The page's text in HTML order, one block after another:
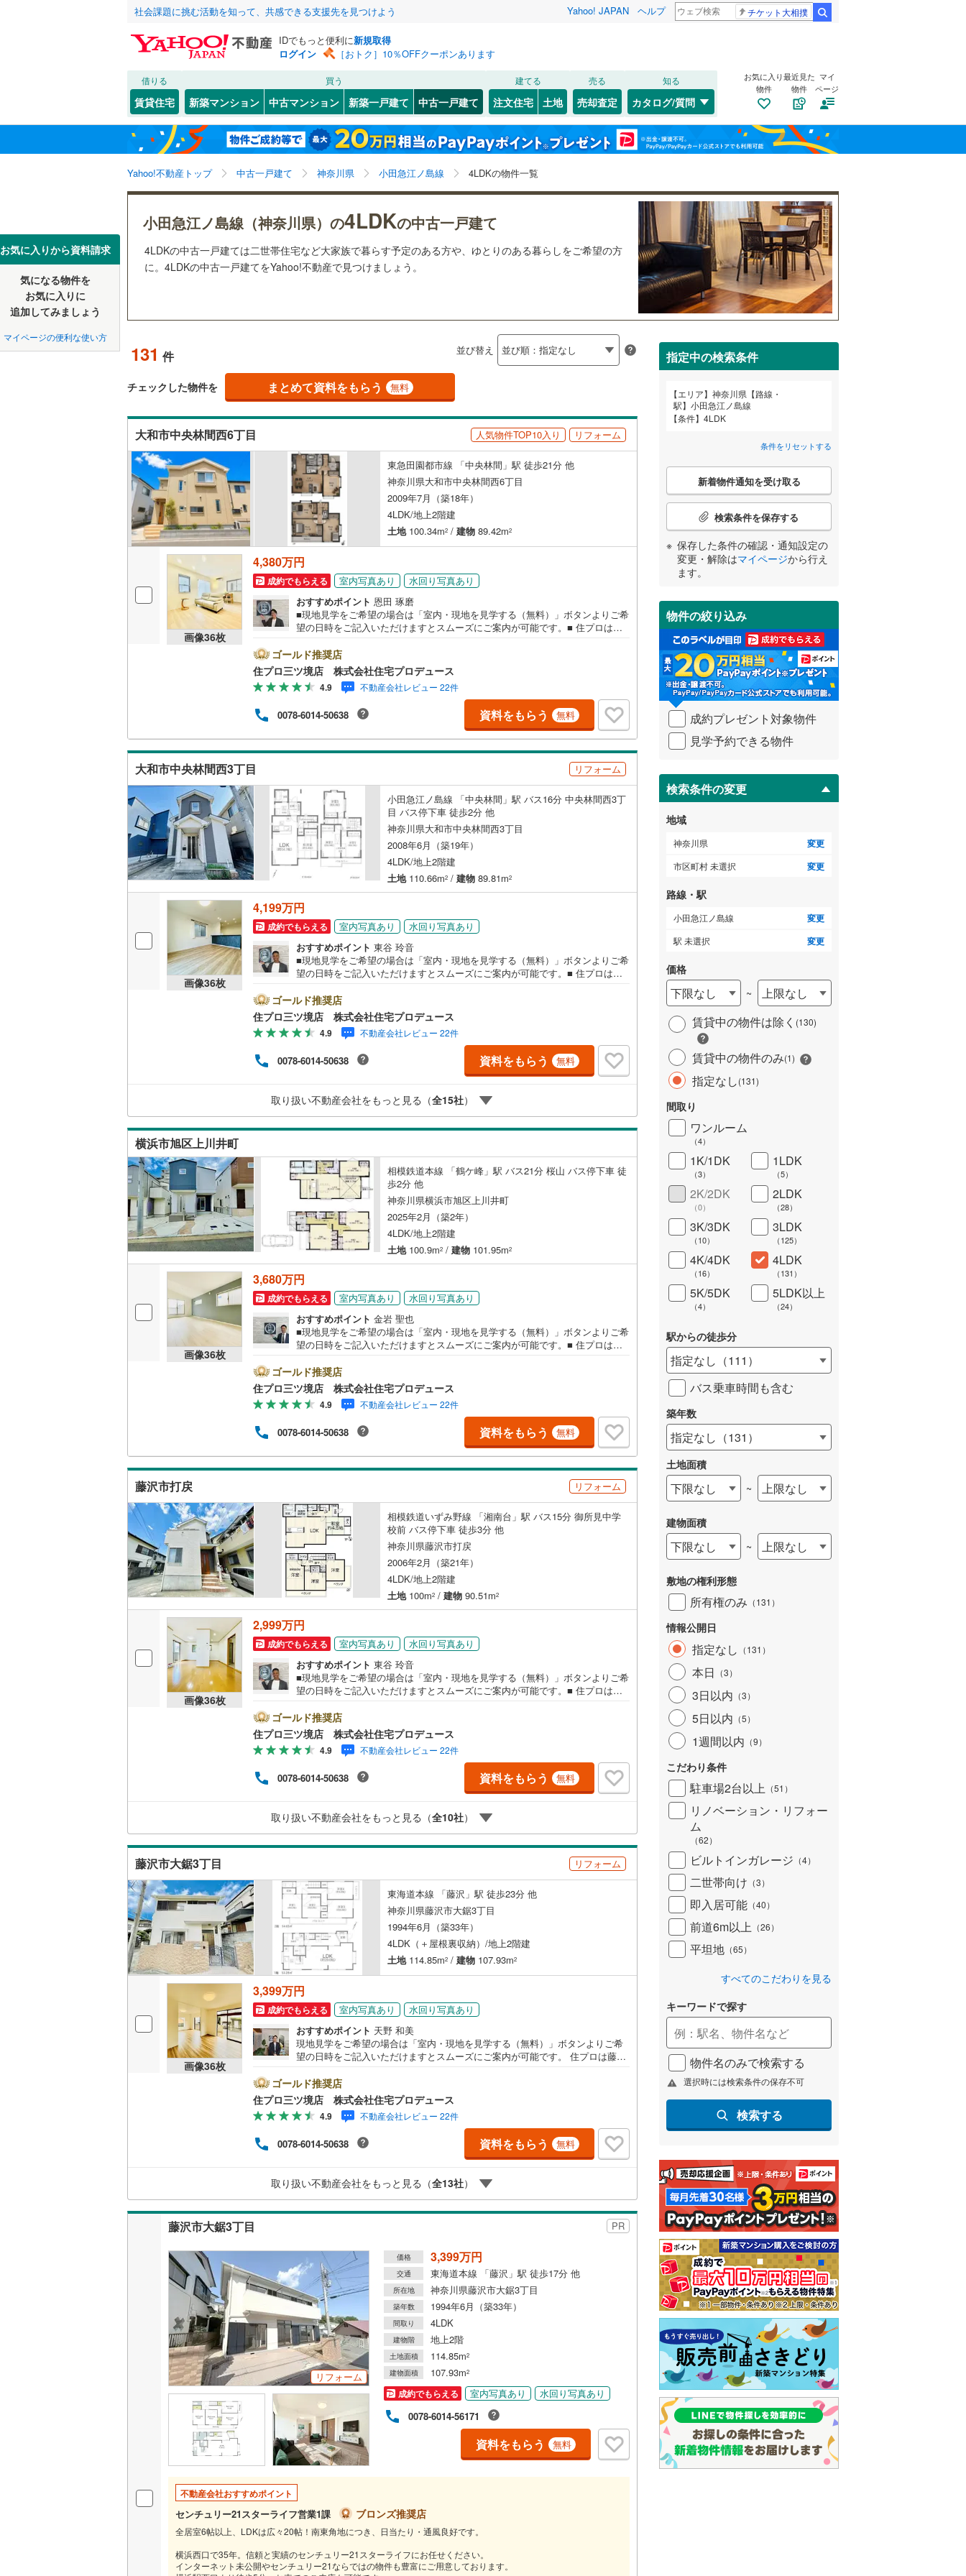
社会課題に挑む活動を知って、共感できる支援先を見つけよう Yahoo! JAPAN ヘルプ チケット大相撲
IDでもっと便利に新規取得
ログイン
［おトク］10％OFFクーポンあります
借りる
賃貸住宅
買う
新築マンション 中古マンション 新築一戸建て 中古一戸建て
建てる
注文住宅 土地
売る
売却査定
知る
カタログ/質問
お気に入り
物件
最近見た
物件
マイ
ページ
Yahoo!不動産トップ 中古一戸建て 神奈川県 小田急江ノ島線 4LDKの物件一覧
お気に入りから資料請求
気になる物件を
お気に入りに
追加してみましょう
マイページの便利な使い方
小田急江ノ島線（神奈川県）の4LDKの中古一戸建て
4LDKの中古一戸建ては二世帯住宅など大家族で暮らす予定のある方や、ゆとりのある暮らしをご希望の方
に。4LDKの中古一戸建てをYahoo!不動産で見つけましょう。
131 件 並び替え
チェックした物件を まとめて資料をもらう 無料
大和市中央林間西6丁目 人気物件TOP10入り リフォーム
東急田園都市線 「中央林間」駅 徒歩21分 他
神奈川県大和市中央林間西6丁目
2009年7月（築18年）
4LDK/地上2階建
土地100.34m2 / 建物 89.42m2
画像36枚
4,380万円
成約でもらえる 室内写真あり
水回り写真あり
おすすめポイント 恩田 琢磨
■現地見学をご希望の場合は「室内・現地を見学する（無料）」ボタンよりご希
望の日時をご記入いただけますとスムーズにご案内が可能です。■ 住プロは大
会社です！最新物件情報や当社限定で販売する物件情報も多数ございますの
で、お気軽にお問合せ下さい！ -------------- 弊社独自の住宅ローン提案システム
弊社ではファイナンシャル専門スタッフによる【丁寧な資金アドバイス】【フ
ァイナンシャルプラン提案書の作成】を随時行っております。意外に知らない
お客様が多い【定年時の住宅ローン残高】【住宅購入者だけが加入できる無料
の生命保険】【13年間もらえる、国からの特別ボーナス】これから多くなる
【教育費】住宅を買った後から始まる【住宅ローン返済】65歳以上から必要に
なる【老後の費用負担】住宅探しの【このタイミング】で不安な部分を明確に
していきませんか？？ --------------
ゴールド推奨店
住プロ三ツ境店 株式会社住宅プロデュース
4.9 不動産会社レビュー 22件
0078-6014-50638 資料をもらう 無料
大和市中央林間西3丁目 リフォーム
小田急江ノ島線 「中央林間」駅 バス16分 中央林間西3丁
目 バス停下車 徒歩2分 他
神奈川県大和市中央林間西3丁目
2008年6月（築19年）
4LDK/地上2階建
土地110.66m2 / 建物 89.81m2
画像36枚
4,199万円
成約でもらえる 室内写真あり
水回り写真あり
おすすめポイント 東谷 玲音
■現地見学をご希望の場合は「室内・現地を見学する（無料）」ボタンよりご希
望の日時をご記入いただけますとスムーズにご案内が可能です。■ 住プロは大
アの不動産売買専門会社です！最新物件情報や当社限定で販売する物件情報も
多数ございますので、お気軽にお問合せ下さい！ -------------- 弊社独自の住宅ロ
ーン提案システム 弊社ではファイナンシャル専門スタッフによる【丁寧な資金
アドバイス】【ファイナンシャルプラン提案書の作成】を随時行っておりま
す。意外に知らないお客様が多い【定年時の住宅ローン残高】【住宅購入者だ
けが加入できる無料の生命保険】【13年間もらえる、国からの特別ボーナス】
これから多くなる【教育費】住宅を買った後から始まる【住宅ローン返済】65
安な部分を明確にしていきませんか？？ --------------
ゴールド推奨店
住プロ三ツ境店 株式会社住宅プロデュース
4.9 不動産会社レビュー 22件
0078-6014-50638 資料をもらう 無料
取り扱い不動産会社をもっと見る（全15社）
横浜市旭区上川井町
相模鉄道本線 「鶴ケ峰」駅 バス21分 桜山 バス停下車 徒
歩2分 他
神奈川県横浜市旭区上川井町
2025年2月（築2年）
4LDK/地上2階建
土地100.9m2 / 建物 101.95m2
画像36枚
3,680万円
成約でもらえる 室内写真あり
水回り写真あり
おすすめポイント 金岩 聖也
■現地見学をご希望の場合は「室内・現地を見学する（無料）」ボタンよりご希
望の日時をご記入いただけますとスムーズにご案内が可能です。■ 住プロは、
す！ 最新物件情報や当社限定の物件情報も多数ご用意！お気軽にお問合せ下さ
い!! -------------- 弊社独自の住宅ローン提案システム 弊社ではファイナンシャル
専門スタッフによる【丁寧な資金アドバイス】【ファイナンシャルプラン提案
書の作成】を随時行っております。意外に知らないお客様が多い【定年時の住
宅ローン残高】【住宅購入者だけが加入できる無料の生命保険】【13年間もら
える、国からの特別ボーナス】これから多くなる【教育費】住宅を買った後か
ら始まる【住宅ローン返済】65歳以上から必要になる【老後の費用負担】住宅
探しの【このタイミング】で不安な部分を明確にしていきませんか？？ -----------
---
ゴールド推奨店
住プロ三ツ境店 株式会社住宅プロデュース
4.9 不動産会社レビュー 22件
0078-6014-50638 資料をもらう 無料
藤沢市打戻 リフォーム
相模鉄道いずみ野線 「湘南台」駅 バス15分 御所見中学
校前 バス停下車 徒歩3分 他
神奈川県藤沢市打戻
2006年2月（築21年）
4LDK/地上2階建
土地100m2 / 建物 90.51m2
画像36枚
2,999万円
成約でもらえる 室内写真あり
水回り写真あり
おすすめポイント 東谷 玲音
■現地見学をご希望の場合は「室内・現地を見学する（無料）」ボタンよりご希
望の日時をご記入いただけますとスムーズにご案内が可能です。■ 住プロは藤
門会社です！最新物件情報や当社限定で販売する物件情報も多数ございますの
で、お気軽にお問合せ下さい！ -------------- 弊社独自の住宅ローン提案システム
弊社ではファイナンシャル専門スタッフによる【丁寧な資金アドバイス】【フ
ァイナンシャルプラン提案書の作成】を随時行っております。意外に知らない
お客様が多い【定年時の住宅ローン残高】【住宅購入者だけが加入できる無料
の生命保険】【13年間もらえる、国からの特別ボーナス】これから多くなる
【教育費】住宅を買った後から始まる【住宅ローン返済】65歳以上から必要に
していきませんか？？ --------------
ゴールド推奨店
住プロ三ツ境店 株式会社住宅プロデュース
4.9 不動産会社レビュー 22件
0078-6014-50638 資料をもらう 無料
取り扱い不動産会社をもっと見る（全10社）
藤沢市大鋸3丁目 リフォーム
東海道本線 「藤沢」駅 徒歩23分 他
神奈川県藤沢市大鋸3丁目
1994年6月（築33年）
4LDK（＋屋根裏収納）/地上2階建
土地114.85m2 / 建物 107.93m2
画像36枚
3,399万円
成約でもらえる 室内写真あり
水回り写真あり
おすすめポイント 天野 和美
現地見学をご希望の場合は「室内・現地を見学する（無料）」ボタンよりご希
望の日時をご記入いただけますとスムーズにご案内が可能です。 住プロは藤沢
会社です！最新物件情報や当社限定で販売する物件情報も多数ございますの
で、お気軽にお問合せ下さい！ -------------- 弊社独自の住宅ローン提案システム
弊社ではファイナンシャル専門スタッフによる【丁寧な資金アドバイス】【フ
ァイナンシャルプラン提案書の作成】を随時行っております。意外に知らない
お客様が多い【定年時の住宅ローン残高】【住宅購入者だけが加入できる無料
の生命保険】【13年間もらえる、国からの特別ボーナス】これから多くなる
【教育費】住宅を買った後から始まる【住宅ローン返済】65歳以上から必要に
していきませんか？？ --------------
ゴールド推奨店
住プロ三ツ境店 株式会社住宅プロデュース
4.9 不動産会社レビュー 22件
0078-6014-50638 資料をもらう 無料
取り扱い不動産会社をもっと見る（全13社）
藤沢市大鋸3丁目 PR
リフォーム
価格 3,399万円
交通 東海道本線 「藤沢」駅 徒歩17分 他
所在地 神奈川県藤沢市大鋸3丁目
築年数 1994年6月（築33年）
間取り 4LDK
建物階 地上2階
土地面積 114.85m2
建物面積 107.93m2
成約でもらえる 室内写真あり
水回り写真あり
0078-6014-56171
資料をもらう 無料
不動産会社おすすめポイント
センチュリー21スターライフ営業1課 ブロンズ推奨店
全居室6帖以上、LDKは広々20帖！南東角地につき、日当たり・通風良好です。
横浜西口で35年。信頼と実績のセンチュリー21スターライフにお任せください。
インターネット未公開やセンチュリー21ならではの物件も豊富にご用意しております。
指定中の検索条件
エリア
神奈川県【路線・
駅】小田急江ノ島線
条件
4LDK
条件をリセットする
こ
検
条
件
受
け
取
る
・
条
件
を
イ
ペ
ジ
に
保
存
す
る
新着物件通知を受け取る
検索条件を保存する
保存した条件の確認・通知設定の
変更・解除はマイページから行え
ます。
物件の絞り込み
成約プレゼント対象物件
見学予約できる物件
検索条件の変更
地域
神奈川県 変更
市区町村 未選択 変更
路線・駅
小田急江ノ島線 変更
駅 未選択 変更
価格
下限なし ~
上限なし
賃貸中の物件は除く (130)
賃貸中の物件のみ(1)
指定なし(131)
間取り
ワンルーム
（4）
1K/1DK
（3）
1LDK
（5）
2K/2DK
（0）
2LDK
（28）
3K/3DK
（10）
3LDK
（125）
4K/4DK
（16）
4LDK
（131 ）
5K/5DK
（4）
5LDK以上
（24）
駅からの徒歩分
指定なし （111 ）
バス乗車時間も含む
築年数
指定なし （131 ）
土地面積
下限なし ~ 上限なし
建物面積
下限なし ~ 上限なし
敷地の権利形態
所有権のみ （131 ）
情報公開日
指定なし （131 ）
本日 （3）
3日以内 （3）
5日以内 （5）
1週間以内 （9）
こだわり条件
駐車場2台以上 （51 ）
リノベーション・リフォー
ム
（62）
ビルトインガレージ （4）
二世帯向け （3）
即入居可能 （40）
前道6m以上 （26）
平坦地 （65）
すべてのこだわりを見る
キーワードで探す
物件名のみで検索する
選択時には検索条件の保存不可
検索する
北海道 北海道
東北 青森 岩手 宮城 秋田 山形 福島
関東 東京 神奈川 埼玉 千葉
長野
東海 愛知 岐阜 静岡 三重
和歌山
中国 鳥取 島根 岡山 広島 山口
四国 高知
福岡 佐賀 長崎 鹿児島
該当物件0件 この条件で検索する 条件をリセットする
川崎市 川崎区(3) 幸区(0) 中原区(3)
高津区(11) 多摩区(12) 宮前区(31)
麻生区
27)
横浜市 鶴見区(17 神奈川区 (6)
中区(11) 南区 (10) 保土ケ谷区 13)
磯子区(10) 港北区( 13)
旭区(45)
青葉区(37) 都筑区(13)
相模原市 緑区(35) 南区(27)
神奈川県のその
ほかの地域
平塚市(58)
藤沢市(48) 小田原市( 24)
逗子市(3) 三浦市( 3) 秦野市 (20)
厚木市(53) 伊勢原市 (24)
海老名市(18) 座間市(17) 南足柄市(7)
綾瀬市(28) 三浦郡葉山町 高座郡寒川町
中郡大磯町(12) 足柄上郡中井町(0)
足柄上郡大井町(3) 足柄上郡松田町(1 足柄上郡山北町(1)
足柄上郡開成町
足柄下郡真鶴町(1)
足柄下郡湯河原町(3) 愛甲郡清川村(1)
該当物件0件 この条件で検索する 条件をリセットする
該当物件0件 この条件で検索する 条件をリセットする
JR
湘南新宿ライン（宇都宮～逗子）
(86
湘南新宿ライン（前橋～小田原）
(215 )
東海道本線(
南武線(36) 鶴見線(14) 横浜線
中央本線（JR東日本）(5) 京浜東北線(91) 埼京線(11)
御殿場線(20 東海道新幹線
地下鉄 横浜市営地下鉄ブルーライン(138)
横浜市営地下鉄グリーンライン
小田急江ノ島線(131)
東急東横線(47)
東急目黒線 こどもの国線(25)
東急新横浜線(15) 京急大師線( 2
京急逗子線(12) 京急久里浜線(9) 相模鉄道本線( 172)
相模鉄道新横浜線(21 ) 横浜シーサイドライン(13 )
横浜高速鉄道みなとみらい線(11) 江ノ島電鉄(37) 湘南モノレール江の島線(34)
箱根登山鉄道(6 箱根登山ケーブルカー 伊豆箱根鉄道大雄山線(22)
該当物件0件 この条件で検索する 条件をリセットする
(7) (8) (13) (13) (10) 桜ケ丘 (15) (20) (23) (6) (6)
(7 ) (23) (6) ) 片瀬江ノ島
該当物件0件 この条件で検索する 条件をリセットする
こだわり条件 リフォーム、リノベーション
リノベーション・リフォーム
（62）
築古・築30年以上（27）
設備
トイレ２か所 118
）
駐車場2台以上
ビルトインガレージ 太陽光発電システム（3）
ＴＶモニタ付インターホン
間取り、居室全体
バリアフリー住宅（ 間取り変更可能（1）
二世帯向け（3） 3階建て以上（13）
サービスルーム（納戸）
（34）
立地
最寄りの駅が始発駅 26） 海まで2km以内 小学校まで1km以内（53）
配置、向き、建ち方、日当たり
前道6m以上（26） 角地（20） 南道路（23）
平坦地（65 ）
LD
（68）
キッチン
独立型キッチン （16 対面キッチン （ 79）
販売、価格、契約、入居関連など
即入居可能（40）
浴室
浴室乾燥機あり（ ）
ウォークインクローゼット
（26）
床下収納
バルコニー、庭
ウッドデッキあり
構造・規模・施工・品質・工法関連
耐震、免震、制震構造
住宅性能評価付き（6） 長期優良住宅（1）
オンライン対応
オンライン対応とは？ 詳しく見る
該当物件0件 この条件で検索する 条件をリセットする
検索条件を保存しました
この検索条件の新着物件通知は、 マイページから設定できます。
保存した条件を見る
神奈川県、小田急江ノ島線、4LDK
検索条件を保存する
閉じる お気に入りリストを見る
閉じる
閉じる お気に入りリストを見る
閉じる